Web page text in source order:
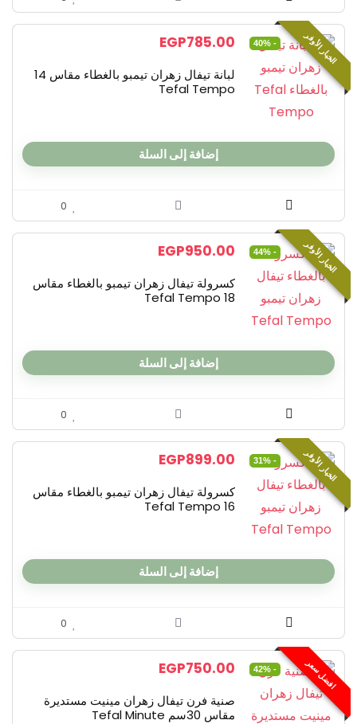
الخيار الأوفر - 40%
EGP785.00
لبانة تيفال زهران تيمبو بالغطاء مقاس 14
Tefal Tempo
إضافة إلى السلة
0
الخيار الأوفر - 44%
EGP950.00
كسرولة تيفال زهران تيمبو بالغطاء مقاس
18 Tefal Tempo
إضافة إلى السلة
0
الخيار الأوفر - 31%
EGP899.00
كسرولة تيفال زهران تيمبو بالغطاء مقاس
16 Tefal Tempo
إضافة إلى السلة
0
افضل سعر - 42%
EGP750.00
صنية فرن تيفال زهران مينيت مستديرة
مقاس 30سم Tefal Minute